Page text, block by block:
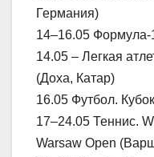
Германия)
14–16.05
14.05 – Легкая
(Доха, Катар)
16.05 Футбол.
17–24.05 Теннис.
Warsaw Open